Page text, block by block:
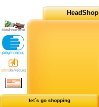
let´s go shopping
HeadShop